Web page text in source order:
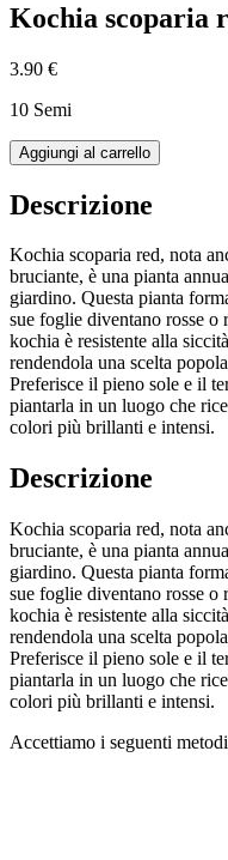
Kochia scoparia
3.90 €
10 Semi
Aggiungi al carrello
Descrizione
Kochia scoparia red, nota
bruciante, è una pianta
giardino. Questa pianta
sue foglie diventano rosse o
kochia è resistente alla
rendendola una scelta
Preferisce il pieno sole e il
piantarla in un luogo che
colori più brillanti e intensi.
Descrizione
Kochia scoparia red, nota
bruciante, è una pianta
giardino. Questa pianta
sue foglie diventano rosse o
kochia è resistente alla
rendendola una scelta
Preferisce il pieno sole e il
piantarla in un luogo che
colori più brillanti e intensi.
Accettiamo i seguenti